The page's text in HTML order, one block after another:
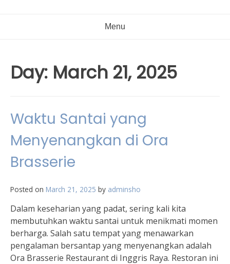
Menu
Day: March 21, 2025
Waktu Santai yang
Menyenangkan di Ora
Brasserie
Posted on March 21, 2025 by adminsho
Dalam keseharian yang padat, sering kali kita
membutuhkan waktu santai untuk menikmati momen
berharga. Salah satu tempat yang menawarkan
pengalaman bersantap yang menyenangkan adalah
Ora Brasserie Restaurant di Inggris Raya. Restoran ini